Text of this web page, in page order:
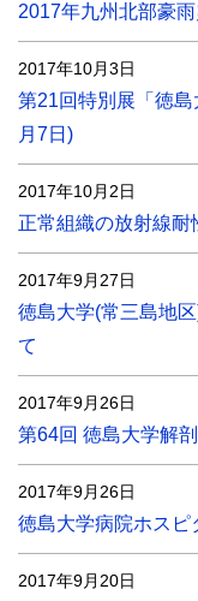
2017年九州北部豪
2017年10月3日
第21回特別展「徳
月7日)
2017年10月2日
正常組織の放射線
2017年9月27日
徳島大学(常三島地
て
2017年9月26日
第64回 徳島大学解
2017年9月26日
徳島大学病院ホスピ
2017年9月20日